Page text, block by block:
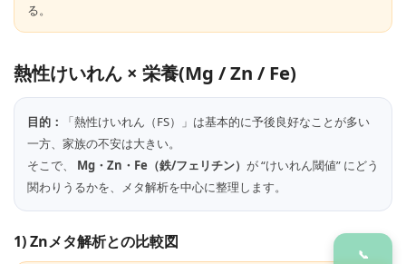
る。
熱性けいれん × 栄養(Mg / Zn / Fe)
目的：
「熱性けいれん（FS）」は基本的に予後良好なことが多い
一方、家族の不安は大きい。
そこで、 Mg・Zn・Fe（鉄/フェリチン） が “けいれん閾値” にどう
関わりうるかを、メタ解析を中心に整理します。
1) Znメタ解析との比較図
📞